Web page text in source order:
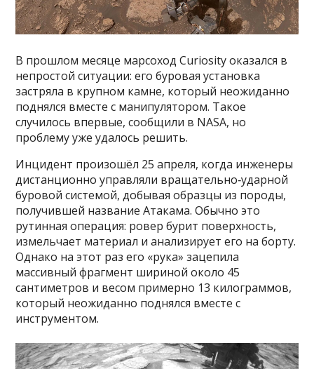
В прошлом месяце марсоход Curiosity оказался в
непростой ситуации: его буровая установка
застряла в крупном камне, который неожиданно
поднялся вместе с манипулятором. Такое
случилось впервые, сообщили в NASA, но
проблему уже удалось решить.
Инцидент произошёл 25 апреля, когда инженеры
дистанционно управляли вращательно‑ударной
буровой системой, добывая образцы из породы,
получившей название Атакама. Обычно это
рутинная операция: ровер бурит поверхность,
измельчает материал и анализирует его на борту.
Однако на этот раз его «рука» зацепила
массивный фрагмент шириной около 45
сантиметров и весом примерно 13 килограммов,
который неожиданно поднялся вместе с
инструментом.